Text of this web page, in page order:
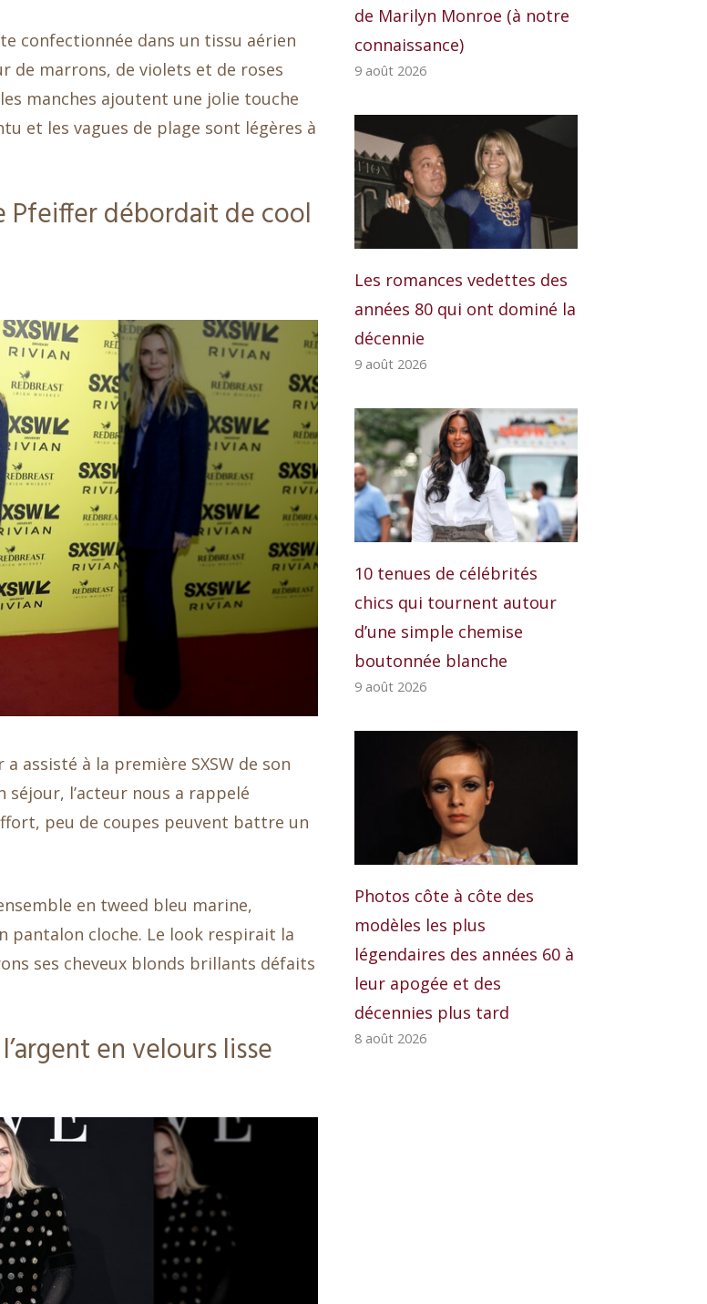
confectionnée dans un tissu aérien
de marrons, de violets et de roses
manches ajoutent une jolie touche
et les vagues de plage sont légères à
débordait de cool
assisté à la première SXSW de son
séjour, l’acteur nous a rappelé
peu de coupes peuvent battre un
en tweed bleu marine,
pantalon cloche. Le look respirait la
ses cheveux blonds brillants défaits
en velours lisse
de Marilyn Monroe (à notre
connaissance)
9 août 2026
Les romances vedettes des
années 80 qui ont dominé la
décennie
9 août 2026
10 tenues de célébrités
chics qui tournent autour
d’une simple chemise
boutonnée blanche
9 août 2026
Photos côte à côte des
modèles les plus
légendaires des années 60 à
leur apogée et des
décennies plus tard
8 août 2026